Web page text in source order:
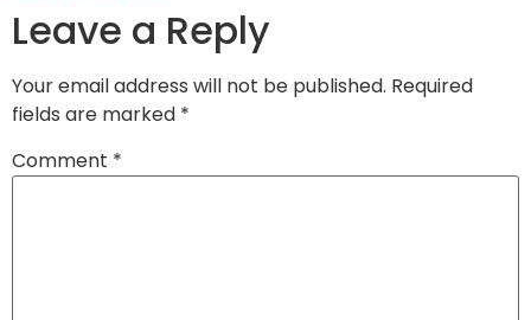
Leave a Reply
Your email address will not be published. Required
fields are marked *
Comment *